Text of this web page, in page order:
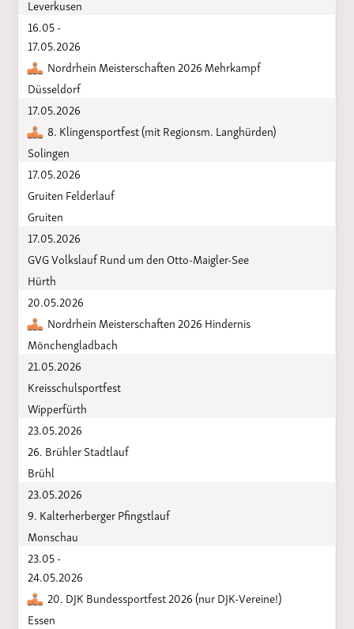
Leverkusen
16.05 -
17.05.2026
Nordrhein Meisterschaften 2026 Mehrkampf
Düsseldorf
17.05.2026
8. Klingensportfest (mit Regionsm. Langhürden)
Solingen
17.05.2026
Gruiten Felderlauf
Gruiten
17.05.2026
GVG Volkslauf Rund um den Otto-Maigler-See
Hürth
20.05.2026
Nordrhein Meisterschaften 2026 Hindernis
Mönchengladbach
21.05.2026
Kreisschulsportfest
Wipperfürth
23.05.2026
26. Brühler Stadtlauf
Brühl
23.05.2026
9. Kalterherberger Pfingstlauf
Monschau
23.05 -
24.05.2026
20. DJK Bundessportfest 2026 (nur DJK-Vereine!)
Essen